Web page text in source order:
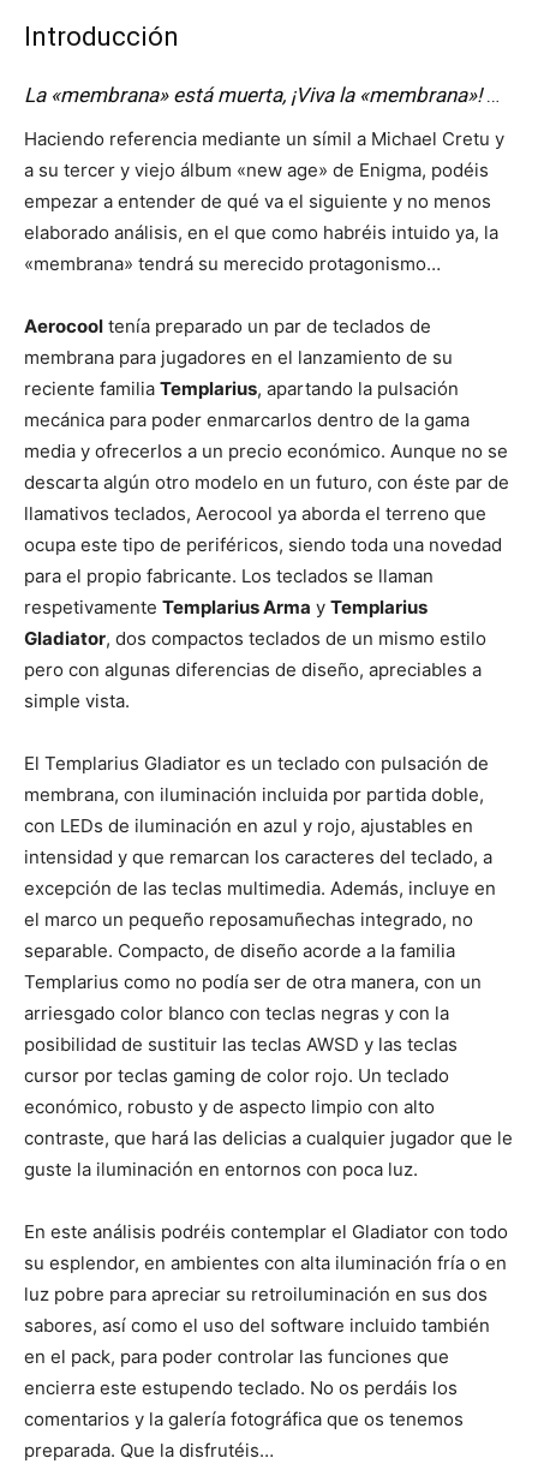
Introducción
La «membrana» está muerta, ¡Viva la «membrana»!…
Haciendo referencia mediante un símil a Michael Cretu y
a su tercer y viejo álbum «new age» de Enigma, podéis
empezar a entender de qué va el siguiente y no menos
elaborado análisis, en el que como habréis intuido ya, la
«membrana» tendrá su merecido protagonismo…
Aerocool tenía preparado un par de teclados de
membrana para jugadores en el lanzamiento de su
reciente familia Templarius, apartando la pulsación
mecánica para poder enmarcarlos dentro de la gama
media y ofrecerlos a un precio económico. Aunque no se
descarta algún otro modelo en un futuro, con éste par de
llamativos teclados, Aerocool ya aborda el terreno que
ocupa este tipo de periféricos, siendo toda una novedad
para el propio fabricante. Los teclados se llaman
respetivamente Templarius Arma y Templarius
Gladiator, dos compactos teclados de un mismo estilo
pero con algunas diferencias de diseño, apreciables a
simple vista.
El Templarius Gladiator es un teclado con pulsación de
membrana, con iluminación incluida por partida doble,
con LEDs de iluminación en azul y rojo, ajustables en
intensidad y que remarcan los caracteres del teclado, a
excepción de las teclas multimedia. Además, incluye en
el marco un pequeño reposamuñechas integrado, no
separable. Compacto, de diseño acorde a la familia
Templarius como no podía ser de otra manera, con un
arriesgado color blanco con teclas negras y con la
posibilidad de sustituir las teclas AWSD y las teclas
cursor por teclas gaming de color rojo. Un teclado
económico, robusto y de aspecto limpio con alto
contraste, que hará las delicias a cualquier jugador que le
guste la iluminación en entornos con poca luz.
En este análisis podréis contemplar el Gladiator con todo
su esplendor, en ambientes con alta iluminación fría o en
luz pobre para apreciar su retroiluminación en sus dos
sabores, así como el uso del software incluido también
en el pack, para poder controlar las funciones que
encierra este estupendo teclado. No os perdáis los
comentarios y la galería fotográfica que os tenemos
preparada. Que la disfrutéis…